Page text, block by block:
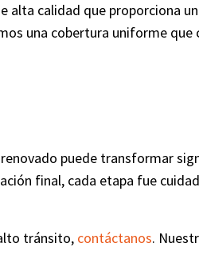
calidad que proporciona
una cobertura uniforme
puede transformar
final, cada etapa fue
tránsito, contáctanos.